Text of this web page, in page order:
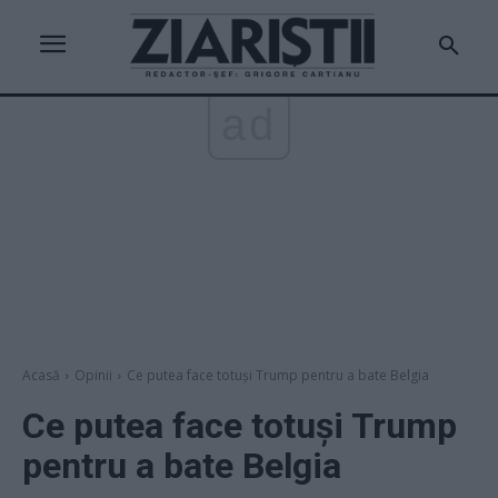
Acasă Opinii Ce putea face totuși Trump pentru a bate Belgia
Ce putea face totuși Trump
pentru a bate Belgia